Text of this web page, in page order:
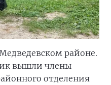
районе.
вышли члены
отделения